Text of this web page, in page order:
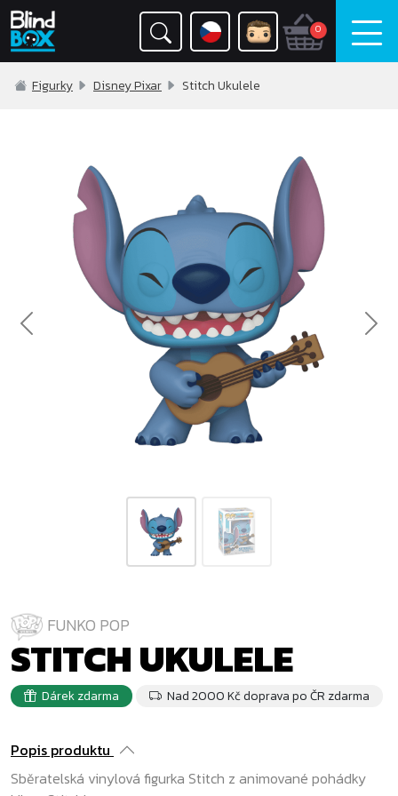
0
Figurky Disney Pixar Stitch Ukulele
Previous
FUNKO POP
STITCH UKULELE
Dárek zdarma Nad 2000 Kč doprava po ČR zdarma
Popis produktu
Sběratelská vinylová figurka Stitch z animované pohádky